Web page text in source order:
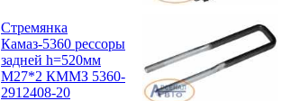
Стремянка
Камаз-5360 рессоры
задней h=520мм
М27*2 КММЗ 5360-
2912408-20